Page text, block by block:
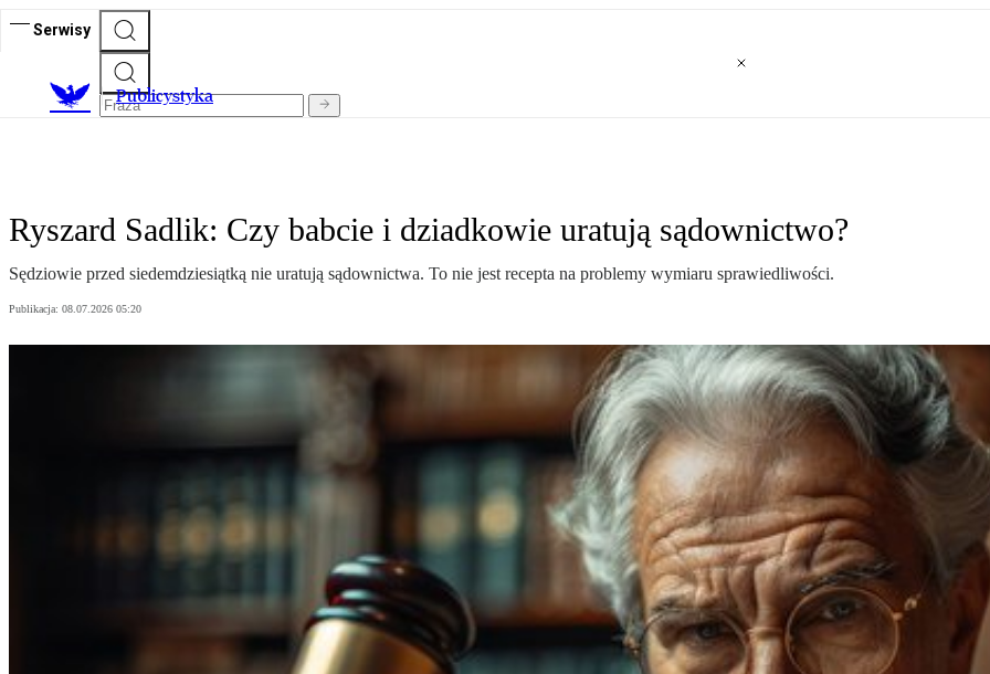
Serwisy
Publicystyka
Ryszard Sadlik: Czy babcie i dziadkowie uratują sądownictwo?
Sędziowie przed siedemdziesiątką nie uratują sądownictwa. To nie jest recepta na problemy wymiaru sprawiedliwości.
Publikacja: 08.07.2026 05:20